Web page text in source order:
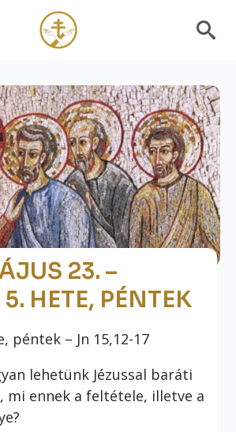
23. –
HETE, PÉNTEK
péntek – Jn 15,12-17
lehetünk Jézussal baráti
mi ennek a feltétele, illetve a